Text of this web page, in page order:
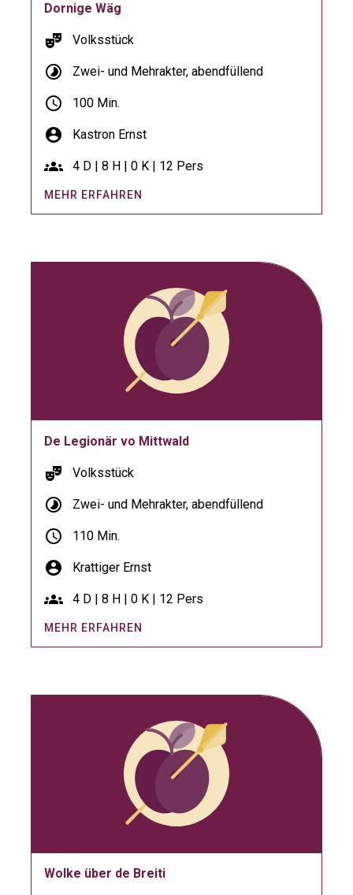
Dornige Wäg
theater_comedy Volksstück
timelapse Zwei- und Mehrakter, abendfüllend
schedule 100 Min.
account_circle Kastron Ernst
groups 4 D | 8 H | 0 K | 12 Pers
MEHR ERFAHREN
De Legionär vo Mittwald
theater_comedy Volksstück
timelapse Zwei- und Mehrakter, abendfüllend
schedule 110 Min.
account_circle Krattiger Ernst
groups 4 D | 8 H | 0 K | 12 Pers
MEHR ERFAHREN
Wolke über de Breiti